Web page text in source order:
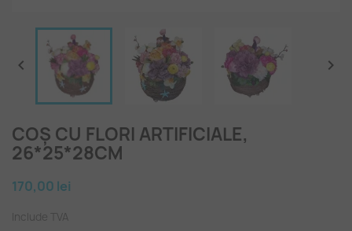
 
COȘ CU FLORI ARTIFICIALE,
26*25*28CM
170,00 lei
Include TVA